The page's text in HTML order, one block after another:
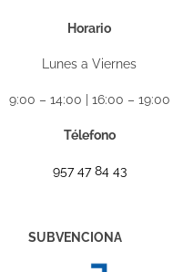
Horario
Lunes a Viernes
9:00 – 14:00 | 16:00 – 19:00
Télefono
957 47 84 43
SUBVENCIONA